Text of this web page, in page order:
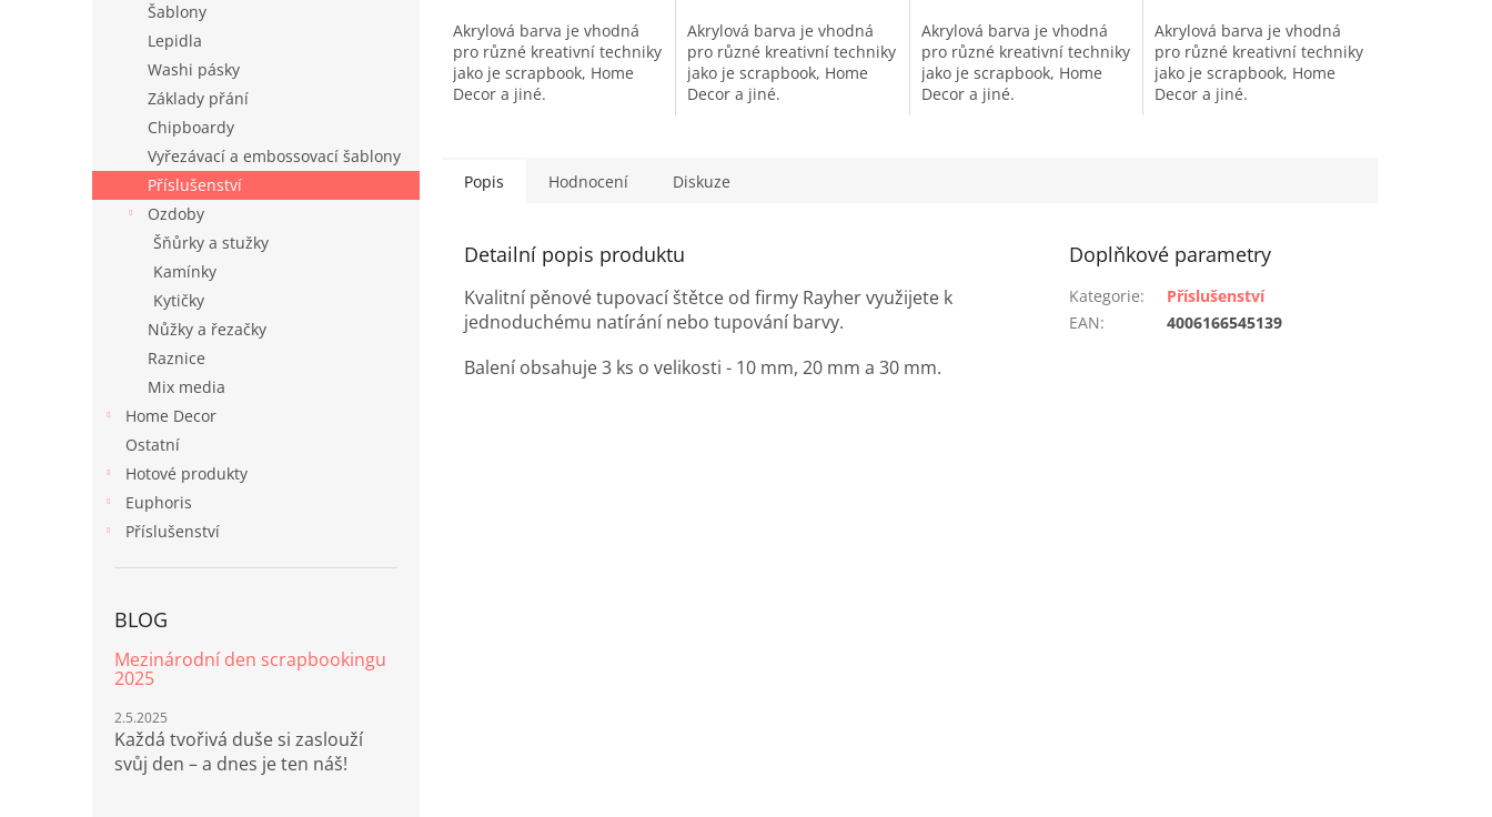
Šablony
Lepidla
Washi pásky
Základy přání
Chipboardy
Vyřezávací a embossovací šablony
Příslušenství
Ozdoby
Šňůrky a stužky
Kamínky
Kytičky
Nůžky a řezačky
Raznice
Mix media
Home Decor
Ostatní
Hotové produkty
Euphoris
Příslušenství
BLOG
Mezinárodní den scrapbookingu
2025
2.5.2025
Každá tvořivá duše si zaslouží
svůj den – a dnes je ten náš!
Akrylová barva je vhodná
pro různé kreativní techniky
jako je scrapbook, Home
Decor a jiné.
Akrylová barva je vhodná
pro různé kreativní techniky
jako je scrapbook, Home
Decor a jiné.
Akrylová barva je vhodná
pro různé kreativní techniky
jako je scrapbook, Home
Decor a jiné.
Akrylová barva je vhodná
pro různé kreativní techniky
jako je scrapbook, Home
Decor a jiné.
Popis Hodnocení Diskuze
Detailní popis produktu
Kvalitní pěnové tupovací štětce od firmy Rayher využijete k
jednoduchému natírání nebo tupování barvy.
Balení obsahuje 3 ks o velikosti - 10 mm, 20 mm a 30 mm.
Doplňkové parametry
Kategorie:
Příslušenství
EAN: 4006166545139